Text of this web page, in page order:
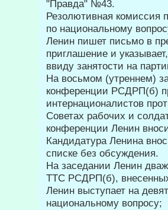
"Правда" №43.
Резолютивная комиссия
по нацио­нальному
Ленин пишет письмо в
приглашение и
ввиду занятости на
На восьмом (утреннем)
конференции РСДРП(б)
интерна­ционалистов
Советах рабочих и
конференции Ленин
Кандидатура Ленина
списке без обсуждения.
На заседании Ленин
TTC РСДРП(б),
Ленин выступает на
национальному вопросу;